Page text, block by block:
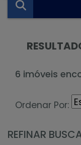
6 imóveis
Ordenar Por:
REFINAR